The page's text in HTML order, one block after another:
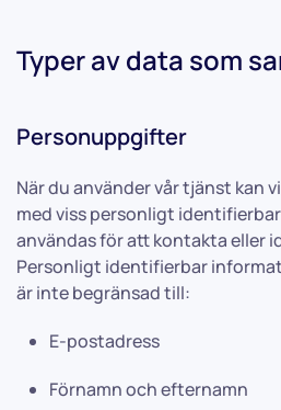
Typer av data som
Personuppgifter
När du använder vår tjänst kan
med viss personligt
användas för att kontakta eller
Personligt identifierbar
är inte begränsad till:
E-postadress
Förnamn och efternamn